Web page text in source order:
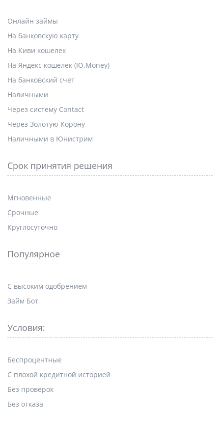
Онлайн займы
На банковскую карту
На Киви кошелек
На Яндекс кошелек (Ю.Money)
На банковский счет
Наличными
Через систему Contact
Через Золотую Корону
Наличными в Юнистрим
Срок принятия решения
Мгновенные
Срочные
Круглосуточно
Популярное
С высоким одобрением
Займ Бот
Условия:
Беспроцентные
С плохой кредитной историей
Без проверок
Без отказа